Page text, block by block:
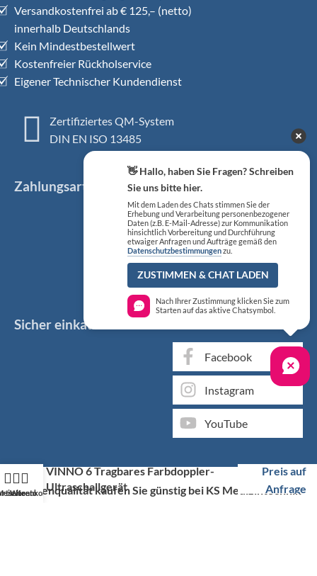
Versandkostenfrei ab € 125,– (netto)
innerhalb Deutschlands
Kein Mindestbestellwert
Kostenfreier Rückholservice
Eigener Technischer Kundendienst
Zertifiziertes QM-System
DIN EN ISO 13485
Zahlungsarten
Sicher einkaufen
Facebook
Instagram
YouTube
Markenqualität kaufen Sie günstig bei KS Medizintechnik
Konto
Warenkorb
VINNO 6 Tragbares Farbdoppler-
Ultraschallgerät
Preis auf
Anfrage
👋 Hallo, haben Sie Fragen? Schreiben
Sie uns bitte hier.
Mit dem Laden des Chats stimmen Sie der
Erhebung und Verarbeitung personenbezogener
Daten (z.B. E-Mail-Adresse) zur Kommunikation
hinsichtlich Vorbereitung und Durchführung
etwaiger Anfragen und Aufträge gemäß den
Datenschutzbestimmungenzu.
ZUSTIMMEN & CHAT LADEN
Nach Ihrer Zustimmung klicken Sie zum
Starten auf das aktive Chatsymbol.